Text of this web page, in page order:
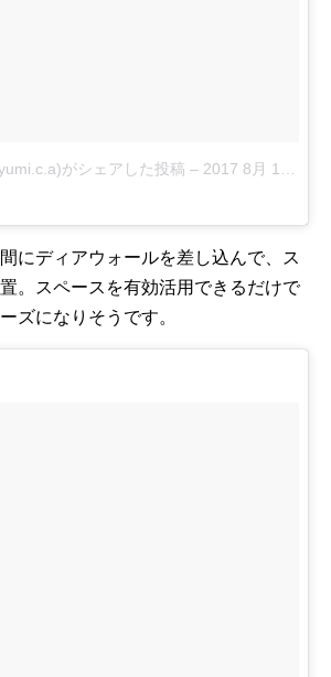
がシェアした投稿 – 2017 8月 14 4:03午前 PDT
にディアウォールを差し込んで、ス
。スペースを有効活用できるだけで
ズになりそうです。